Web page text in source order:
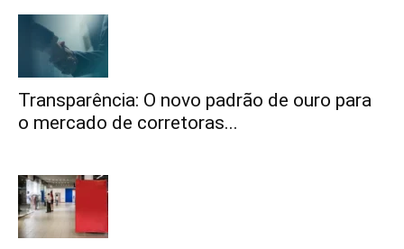
Transparência: O novo padrão de ouro para
o mercado de corretoras...